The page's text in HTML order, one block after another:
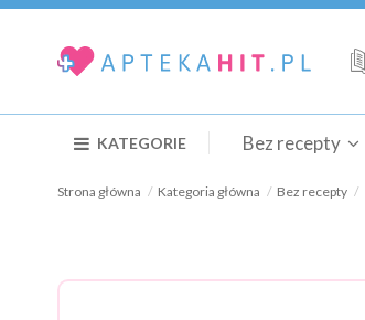
KATEGORIE Bez recepty
Strona główna Kategoria główna Bez recepty